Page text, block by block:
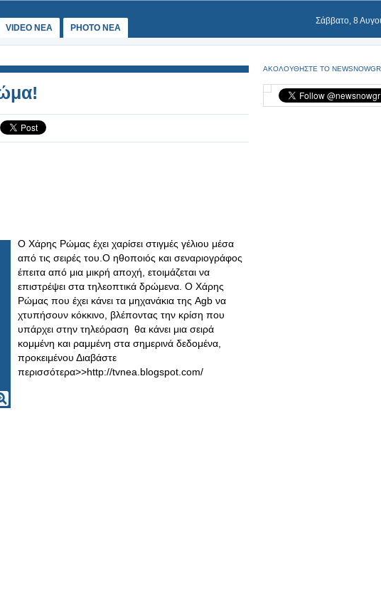
VIDEO NEA PHOTO NEA
Σάββατο, 8
Ο Χάρης Ρώμας έχει χαρίσει στιγμές γέλιου μέσα
από τις σειρές του.Ο ηθοποιός και σεναριογράφος
έπειτα από μια μικρή αποχή, ετοιμάζεται να
επιστρέψει στα τηλεοπτικά δρώμενα. Ο Χάρης
Ρώμας που έχει κάνει τα μηχανάκια της Agb να
χτυπήσουν κόκκινο, βλέποντας την κρίση που
υπάρχει στην τηλεόραση θα κάνει μια σειρά
κομμένη και ραμμένη στα σημερινά δεδομένα,
προκειμένου Διαβάστε
περισσότερα>>http://tvnea.blogspot.com/
ΑΚΟΛΟΥΘΗΣΤΕ ΤΟ